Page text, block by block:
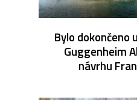
Bylo dokončeno
Guggenheim
návrhu